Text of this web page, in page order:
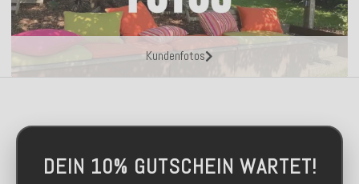
Kundenfotos
DEIN 10% GUTSCHEIN WARTET!